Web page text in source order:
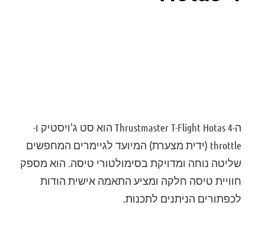
ה-Thrustmaster T-Flight Hotas 4 הוא סט ג'ויסטיק ו-
throttle (ידית מצערת) המיועד לגיימרים המחפשים
שליטה נוחה ומדויקת בסימולטורי טיסה. הוא מספק
חוויית טיסה חלקה ומציע התאמה אישית הודות
לכפתורים הניתנים לתכנות.